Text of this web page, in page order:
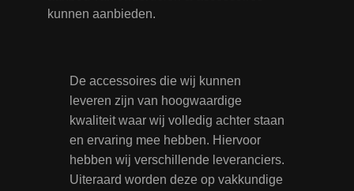
kunnen aanbieden.
De accessoires die wij kunnen
leveren zijn van hoogwaardige
kwaliteit waar wij volledig achter staan
en ervaring mee hebben. Hiervoor
hebben wij verschillende leveranciers.
Uiteraard worden deze op vakkundige